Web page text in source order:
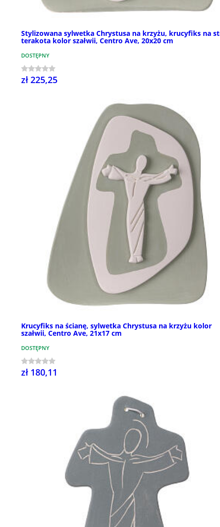
Stylizowana sylwetka Chrystusa na krzyżu, krucyfiks na
terakota kolor szałwii, Centro Ave, 20x20 cm
DOSTĘPNY
zł 225,25
Krucyfiks na ścianę, sylwetka Chrystusa na krzyżu kolor
szałwii, Centro Ave, 21x17 cm
DOSTĘPNY
zł 180,11